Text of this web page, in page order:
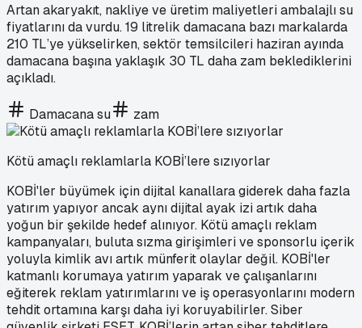
Artan akaryakıt, nakliye ve üretim maliyetleri ambalajlı su
fiyatlarını da vurdu. 19 litrelik damacana bazı markalarda
210 TL’ye yükselirken, sektör temsilcileri haziran ayında
damacana başına yaklaşık 30 TL daha zam beklediklerini
açıkladı.
Damacana su zam
Kötü amaçlı reklamlarla KOBİ’lere sızıyorlar
KOBİ'ler büyümek için dijital kanallara giderek daha fazla
yatırım yapıyor ancak aynı dijital ayak izi artık daha
yoğun bir şekilde hedef alınıyor. Kötü amaçlı reklam
kampanyaları, buluta sızma girişimleri ve sponsorlu içerik
yoluyla kimlik avı artık münferit olaylar değil. KOBİ'ler
katmanlı korumaya yatırım yaparak ve çalışanlarını
eğiterek reklam yatırımlarını ve iş operasyonlarını modern
tehdit ortamına karşı daha iyi koruyabilirler. Siber